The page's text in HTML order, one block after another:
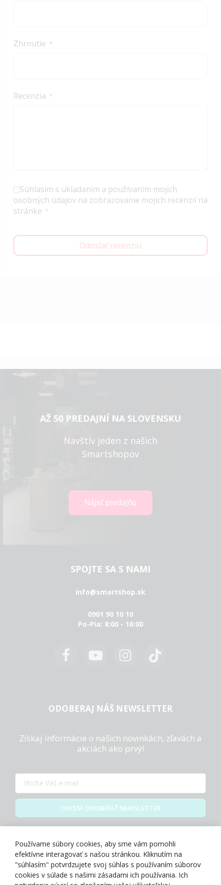
Zhrnutie
Recenzia
Súhlasím s ukladaním a používaním mojich
osobných údajov na zobrazovanie mojich recenzií na
stránke
Odoslať recenziu
AŽ 50 PREDAJNÍ NA SLOVENSKU
Navštív jeden z našich
Smartshopov
SPOJTE SA S NAMI
info@smartshop.sk
0901 90 10 10
Po-Pia: 8:00 - 16:00
ODOBERAJ NÁŠ NEWSLETTER
Získaj informácie o našich novinkách, zľavách a
akciách ako prvý!
CHCEM ODOBERAŤ NEWSLETTER
Používame súbory cookies, aby sme vám pomohli
efektívne interagovať s našou stránkou. Kliknutím na
"súhlasím" potvrdzujete svoj súhlas s používaním súborov
cookies v súlade s našimi zásadami ich používania. Ich